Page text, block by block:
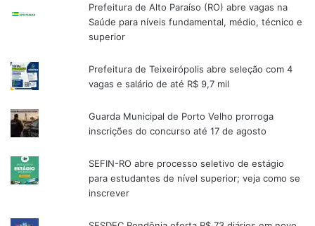
Prefeitura de Alto Paraíso (RO) abre vagas na
Saúde para níveis fundamental, médio, técnico e
superior
Prefeitura de Teixeirópolis abre seleção com 4
vagas e salário de até R$ 9,7 mil
Guarda Municipal de Porto Velho prorroga
inscrições do concurso até 17 de agosto
SEFIN-RO abre processo seletivo de estágio
para estudantes de nível superior; veja como se
inscrever